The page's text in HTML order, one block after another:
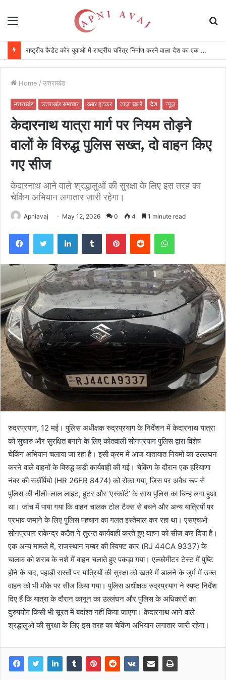
राष्ट्रीय कैडेट कोर युवाओं में राष्ट्रीय चरित्र निर्माण करने वाला देश का एक प्रतिष्ठित संगठन : सीएम
Home / उत्तराखंड
उत्तराखंड उत्तराखंड समाचार खबर हटकर ताज़ा ख़बरें देश न्यूज़
केदारनाथ यात्रा मार्ग पर नियम तोड़ने
वालों के विरुद्ध पुलिस सख्त, दो वाहन किए
गए सीज
केदारनाथ आने वाले श्रद्धालुओं की सुरक्षा के लिए इस तरह का
चेकिंग अभियान लगातार जारी रहेगा।
Apniavaj May 12, 2026 0 4 1 minute read
रुद्रप्रयाग, 12 मई। पुलिस अधीक्षक रुद्रप्रयाग के निर्देशन में केदारनाथ यात्रा
को सुचारु और सुरक्षित बनाने के लिए कोतवाली सोनप्रयाग पुलिस द्वारा विशेष
चेकिंग अभियान चलाया जा रहा है। इसी क्रम में आज यातायात नियमों का उल्लंघन
करने वाले वाहनों के विरुद्ध कड़ी कार्यवाही की गई। चेकिंग के दौरान एक हरियाणा
नंबर की स्कॉर्पियो (HR 26FR 8474) को रोका गया, जिस पर अवैध रूप से
पुलिस की नीली-लाल लाइट, हूटर और ‘एस्कॉर्ट’ के साथ पुलिस का चिन्ह लगा हुआ
था। जांच में पाया गया कि वाहन चालक टोल टैक्स से बचने और अन्य यात्रियों पर
प्रभाव जमाने के लिए पुलिस पहचान का गलत इस्तेमाल कर रहा था। एसएचओ
सोनप्रयाग राकेन्द्र कठैत ने तुरन्त कार्यवाही करते हुए वाहन को सीज कर दिया है।
एक अन्य मामले में, राजस्थान नम्बर की स्विफ्ट कार (RJ 44CA 9337) के
चालक को शराब के नशे में वाहन चलाते हुए पकड़ा गया। एल्कोमीटर टेस्ट में पुष्टि
होने के बाद, पहाड़ी रास्तों पर यात्रियों की सुरक्षा को खतरे में डालने के जुर्म में उक्त
वाहन को भी मौके पर सीज किया गया। पुलिस अधीक्षक रुद्रप्रयाग ने स्पष्ट निर्देश
दिए हैं कि यात्रा के दौरान कानून का उल्लंघन और पुलिस के अधिकारों का
दुरुपयोग किसी भी सूरत में बर्दाश्त नहीं किया जाएगा। केदारनाथ आने वाले
श्रद्धालुओं की सुरक्षा के लिए इस तरह का चेकिंग अभियान लगातार जारी रहेगा।